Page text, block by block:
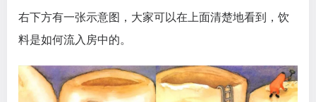
右下方有一张示意图，大家可以在上面清楚地看到，饮
料是如何流入房中的。